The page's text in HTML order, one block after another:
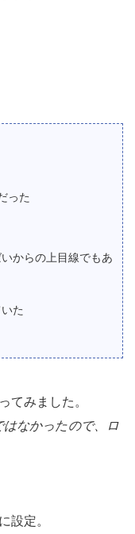
った
からの上目線でもあ
た
てみました。
なかったので、ロ
設定。